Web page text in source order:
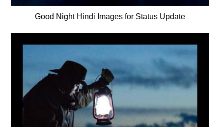
Good Night Hindi Images for Status Update